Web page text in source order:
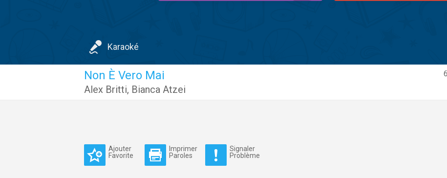
Karaoké
Non È Vero Mai
Alex Britti, Bianca Atzei
Ajouter
Favorite
Imprimer
Paroles
Signaler
Problème